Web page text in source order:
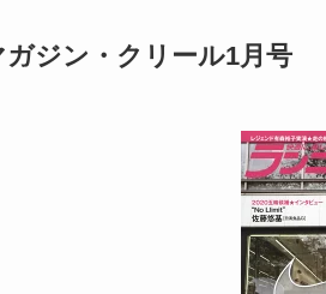
ジン・クリール1月号